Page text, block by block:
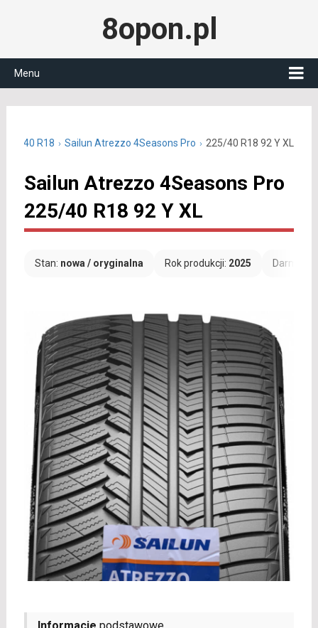
8opon.pl
Menu
225/40 R18 Sailun Atrezzo 4Seasons Pro 225/40 R18 92 Y XL
Sailun Atrezzo 4Seasons Pro
225/40 R18 92 Y XL
Stan: nowa / oryginalna Rok produkcji: 2025